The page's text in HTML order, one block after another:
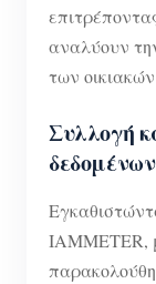
αναλύουν
των
Συλλογή
IAMMETER,